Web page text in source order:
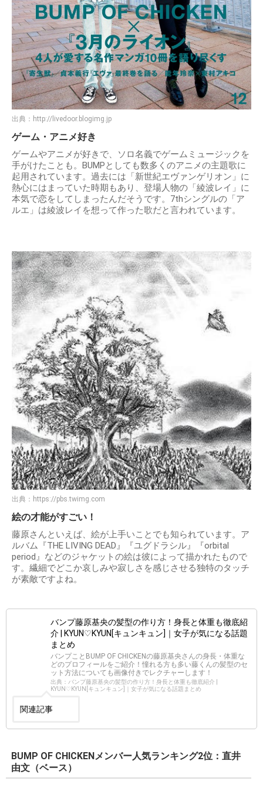
出典： http://livedoor.blogimg.jp
ゲーム・アニメ好き
ゲームやアニメが好きで、ソロ名義でゲームミュージックを
手がけたことも。BUMPとしても数多くのアニメの主題歌に
起用されています。過去には「新世紀エヴァンゲリオン」に
熱心にはまっていた時期もあり、登場人物の「綾波レイ」に
本気で恋をしてしまったんだそうです。7thシングルの「ア
ルエ」は綾波レイを想って作った歌だと言われています。
出典： https://pbs.twimg.com
絵の才能がすごい！
藤原さんといえば、絵が上手いことでも知られています。ア
ルバム『THE LIVING DEAD』『ユグドラシル』『orbital
period』などのジャケットの絵は彼によって描かれたもので
す。繊細でどこか哀しみや寂しさを感じさせる独特のタッチ
が素敵ですよね。
バンプ藤原基央の髪型の作り方！身長と体重も徹底紹
介 | KYUN♡KYUN[キュンキュン]｜女子が気になる話題
まとめ
バンプことBUMP OF CHICKENの藤原基央さんの身長・体重な
どのプロフィールをご紹介！憧れる方も多い藤くんの髪型のセ
ット方法についても画像付きでレクチャーします！
出典：バンプ藤原基央の髪型の作り方！身長と体重も徹底紹介 |
KYUN♡KYUN[キュンキュン]｜女子が気になる話題まとめ
関連記事
BUMP OF CHICKENメンバー人気ランキング2位：直井
由文（ベース）